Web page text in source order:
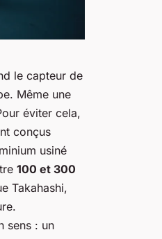
le capteur de
Même une
éviter cela,
conçus
usiné
100 et 300
Takahashi,
sens : un